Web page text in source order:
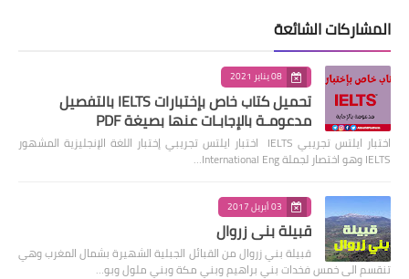
المشاركات الشائعة
08 يناير 2021
تحميل كتاب خاص بإختبارات IELTS بالتفصيل
مدعومـة بالإجابـات عنها بصيغة PDF
اختبار ايلتس تجريبي IELTS اختبار ايلتس تجريبي إختبار اللغة الإنجليزية المشهور
IELTS وهو اختصار لجملة International Eng…
03 أبريل 2017
قبيلة بني زروال
قبيلة بني زروال من القبائل الجبلية الشهيرة بشمال المغرب وهي
تنقسم الى خمس فخدات بني براهيم وبني مكة وبني ملول وبو…